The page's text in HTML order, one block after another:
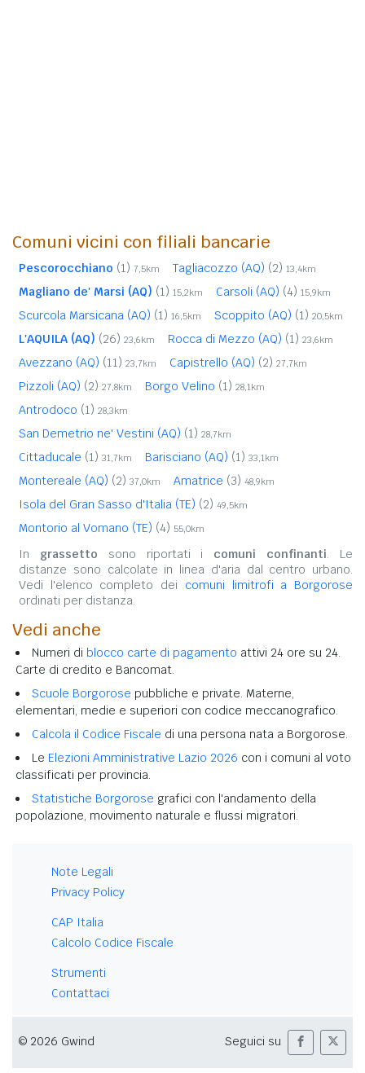
Comuni vicini con filiali bancarie
Pescorocchiano (1) 7,5km Tagliacozzo (AQ) (2) 13,4km
Magliano de' Marsi (AQ) (1) 15,2km Carsoli (AQ) (4) 15,9km
Scurcola Marsicana (AQ) (1) 16,5km Scoppito (AQ) (1) 20,5km
L'AQUILA (AQ) (26) 23,6km Rocca di Mezzo (AQ) (1) 23,6km
Avezzano (AQ) (11) 23,7km Capistrello (AQ) (2) 27,7km
Pizzoli (AQ) (2) 27,8km Borgo Velino (1) 28,1km
Antrodoco (1) 28,3km
San Demetrio ne' Vestini (AQ) (1) 28,7km
Cittaducale (1) 31,7km Barisciano (AQ) (1) 33,1km
Montereale (AQ) (2) 37,0km Amatrice (3) 48,9km
Isola del Gran Sasso d'Italia (TE) (2) 49,5km
Montorio al Vomano (TE) (4) 55,0km
In grassetto sono riportati i comuni confinanti. Le
distanze sono calcolate in linea d'aria dal centro urbano.
Vedi l'elenco completo dei comuni limitrofi a Borgorose
ordinati per distanza.
Vedi anche
Numeri di blocco carte di pagamento attivi 24 ore su 24.
Carte di credito e Bancomat.
Scuole Borgorose pubbliche e private. Materne,
elementari, medie e superiori con codice meccanografico.
Calcola il Codice Fiscale di una persona nata a Borgorose.
Le Elezioni Amministrative Lazio 2026 con i comuni al voto
classificati per provincia.
Statistiche Borgorose grafici con l'andamento della
popolazione, movimento naturale e flussi migratori.
Note Legali
Privacy Policy
CAP Italia
Calcolo Codice Fiscale
Strumenti
Contattaci
© 2026 Gwind Seguici su